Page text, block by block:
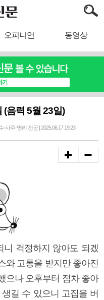
오피니언 동영상
(음력 5월 23일)
주·명리 전공 | 2025.06.17 19:23
니 걱정하지 않아도 되겠
와 고통을 받지만 좋아진
으나 오후부터 점차 좋아
길 수 있으니 고집을 버